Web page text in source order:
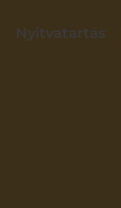
Nyitvatartás